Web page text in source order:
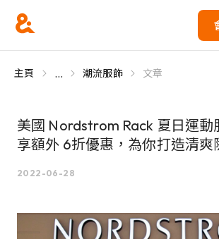
主頁 ... 潮流服飾 文章
美國 Nordstrom Rack 夏日運動
享額外 6折優惠，為你打造清爽
2022-06-28